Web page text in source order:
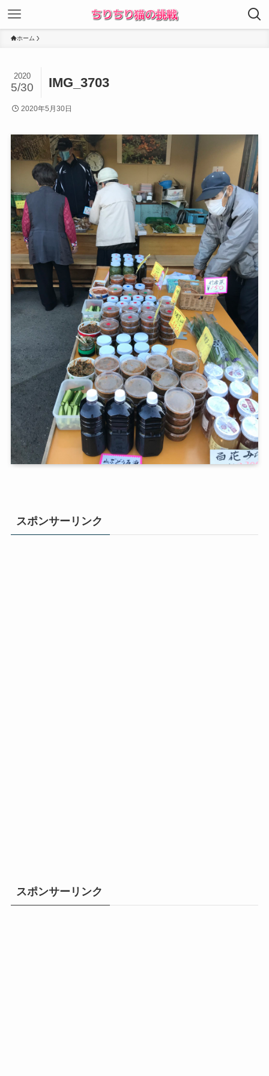
ホーム
IMG_3703
2020
5/30
2020年5月30日
スポンサーリンク
スポンサーリンク